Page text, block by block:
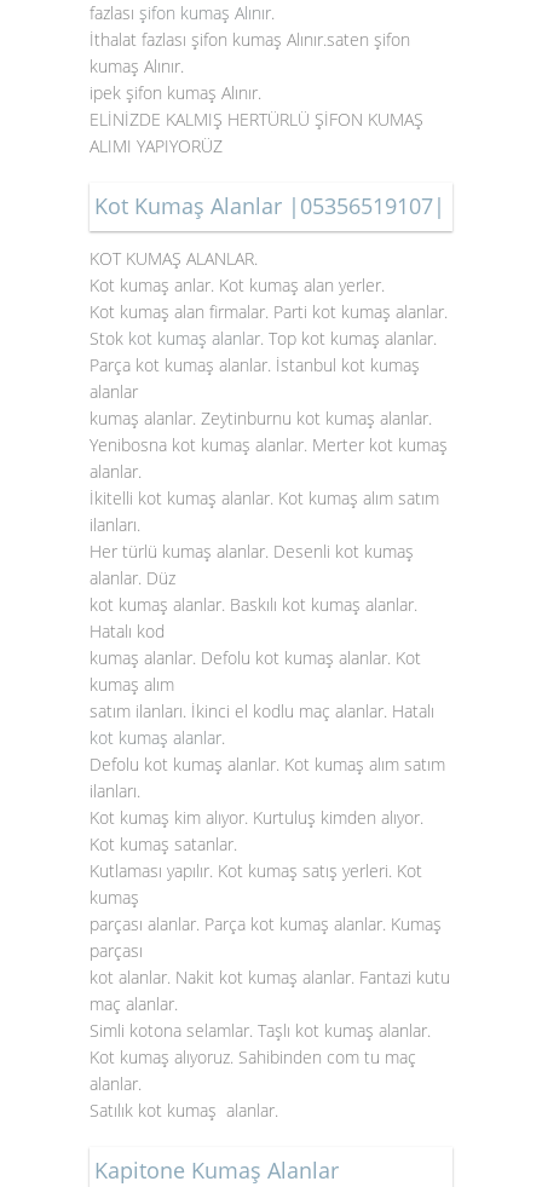
fazlası şifon kumaş Alınır.
İthalat fazlası şifon kumaş Alınır.saten şifon
kumaş Alınır.
ipek şifon kumaş Alınır.
ELİNİZDE KALMIŞ HERTÜRLÜ ŞİFON KUMAŞ
ALIMI YAPIYORÜZ
Kot Kumaş Alanlar |05356519107|
KOT KUMAŞ ALANLAR.
Kot kumaş anlar. Kot kumaş alan yerler.
Kot kumaş alan firmalar. Parti kot kumaş alanlar.
Stok kot kumaş alanlar. Top kot kumaş alanlar.
Parça kot kumaş alanlar. İstanbul kot kumaş
alanlar
kumaş alanlar. Zeytinburnu kot kumaş alanlar.
Yenibosna kot kumaş alanlar. Merter kot kumaş
alanlar.
İkitelli kot kumaş alanlar. Kot kumaş alım satım
ilanları.
Her türlü kumaş alanlar. Desenli kot kumaş
alanlar. Düz
kot kumaş alanlar. Baskılı kot kumaş alanlar.
Hatalı kod
kumaş alanlar. Defolu kot kumaş alanlar. Kot
kumaş alım
satım ilanları. İkinci el kodlu maç alanlar. Hatalı
kot kumaş alanlar.
Defolu kot kumaş alanlar. Kot kumaş alım satım
ilanları.
Kot kumaş kim alıyor. Kurtuluş kimden alıyor.
Kot kumaş satanlar.
Kutlaması yapılır. Kot kumaş satış yerleri. Kot
kumaş
parçası alanlar. Parça kot kumaş alanlar. Kumaş
parçası
kot alanlar. Nakit kot kumaş alanlar. Fantazi kutu
maç alanlar.
Simli kotona selamlar. Taşlı kot kumaş alanlar.
Kot kumaş alıyoruz. Sahibinden com tu maç
alanlar.
Satılık kot kumaş alanlar.
Kapitone Kumaş Alanlar